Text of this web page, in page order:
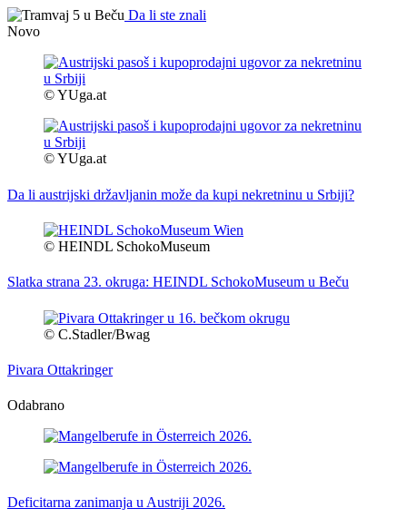
Da li ste znali
Novo
© YUga.at
© YUga.at
Da li austrijski državljanin može da kupi nekretninu u Srbiji?
© HEINDL SchokoMuseum
Slatka strana 23. okruga: HEINDL SchokoMuseum u Beču
© C.Stadler/Bwag
Pivara Ottakringer
Odabrano
Deficitarna zanimanja u Austriji 2026.